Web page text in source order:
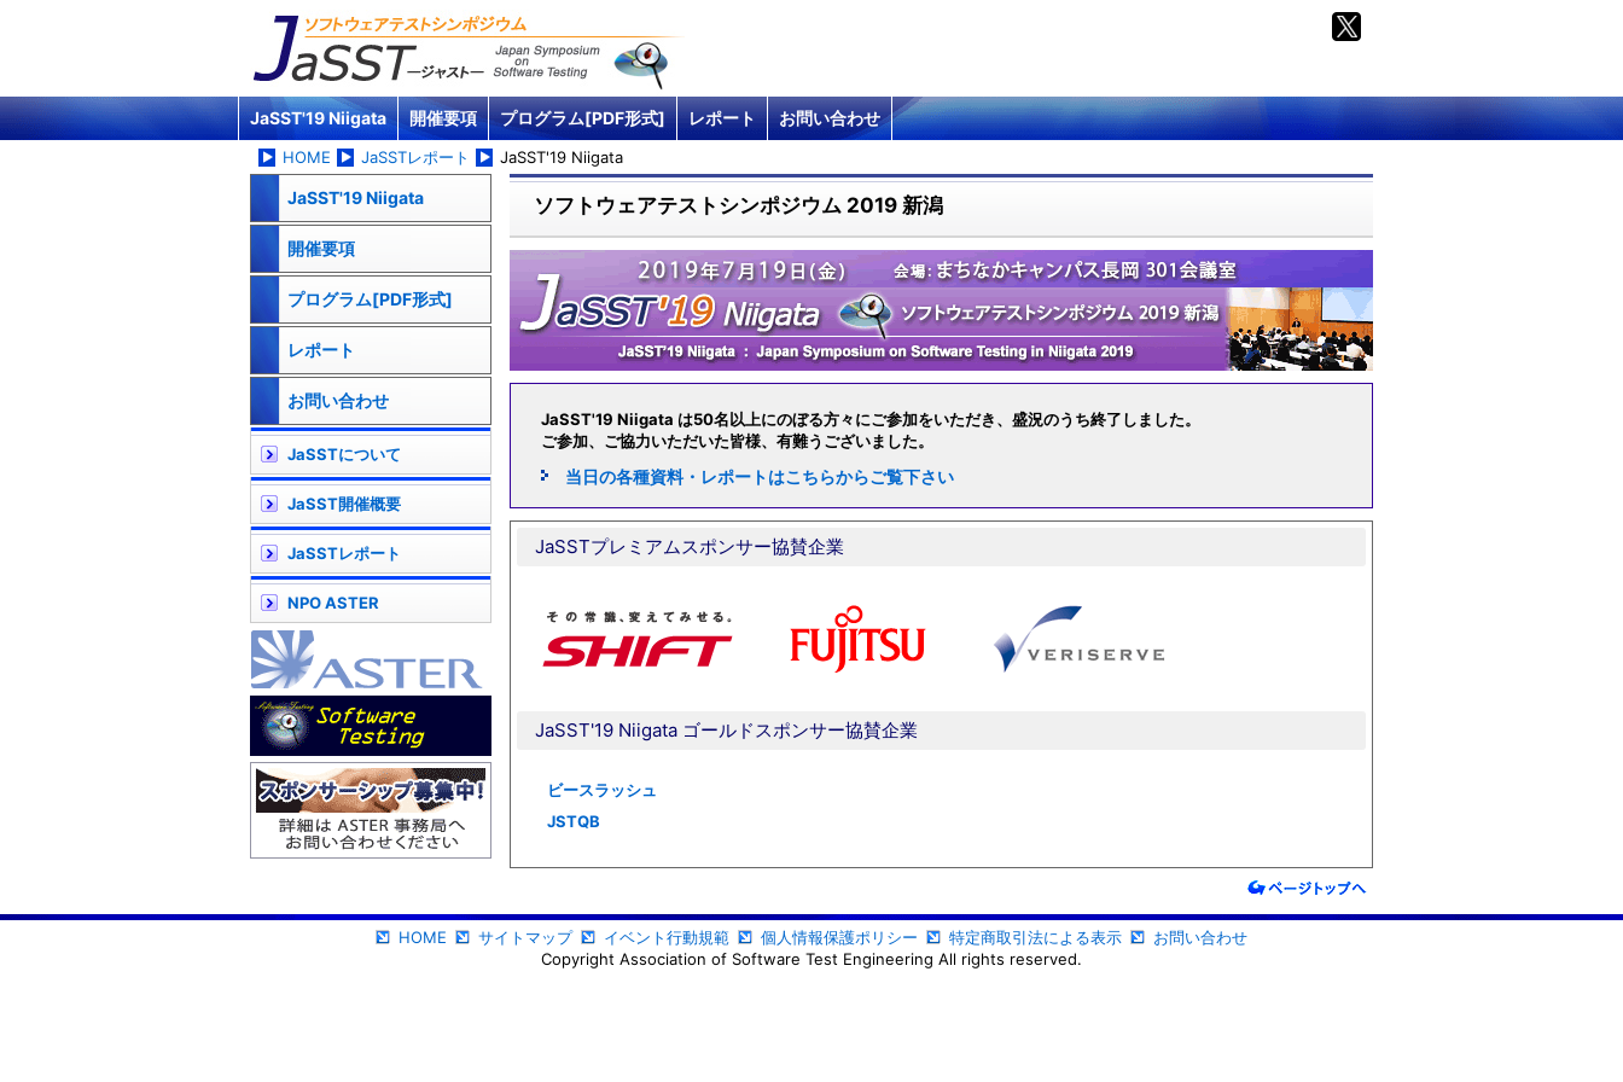
JaSST'19 Niigata 開催要項 プログラム[PDF形式] レポート お問い合わせ
HOME JaSSTレポート JaSST'19 Niigata
JaSST'19 Niigata
開催要項
プログラム[PDF形式]
レポート
お問い合わせ
JaSSTについて
JaSST開催概要
JaSSTレポート
NPO ASTER
ソフトウェアテストシンポジウム 2019 新潟
JaSST'19 Niigata は50名以上にのぼる方々にご参加をいただき、盛況のうち終了しました。
ご参加、ご協力いただいた皆様、有難うございました。
当日の各種資料・レポートはこちらからご覧下さい
JaSSTプレミアムスポンサー協賛企業
JaSST'19 Niigata ゴールドスポンサー協賛企業
ビースラッシュ
JSTQB
HOME サイトマップ イベント行動規範 個人情報保護ポリシー 特定商取引法による表示
お問い合わせ
Copyright Association of Software Test Engineering All rights reserved.